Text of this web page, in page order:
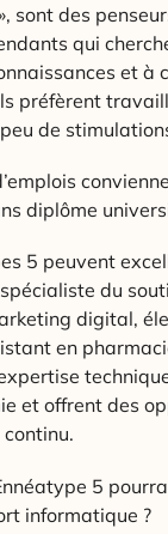
sont des
qui
et à
préfèrent
de
diplôme
5 peuvent
du
digital,
en
et offrent des
5
informatique ?